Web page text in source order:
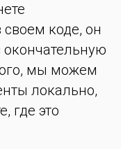
коде, он
окончательную
мы можем
локально,
где это